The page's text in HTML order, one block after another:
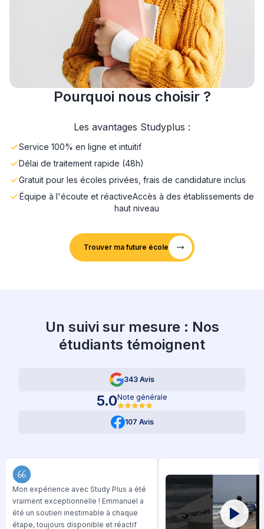
Pourquoi nous choisir ?
Les avantages Studyplus :
Service 100% en ligne et intuitif
Délai de traitement rapide (48h)
Gratuit pour les écoles privées, frais de candidature inclus
Équipe à l'écoute et réactiveAccès à des établissements de
haut niveau
Trouver ma future école
Un suivi sur mesure : Nos
étudiants témoignent
343 Avis
5.0Note générale
107 Avis
Mon expérience avec Study Plus a été
vraiment exceptionnelle ! Emmanuel a
été un soutien inestimable à chaque
étape, toujours disponible et réactif